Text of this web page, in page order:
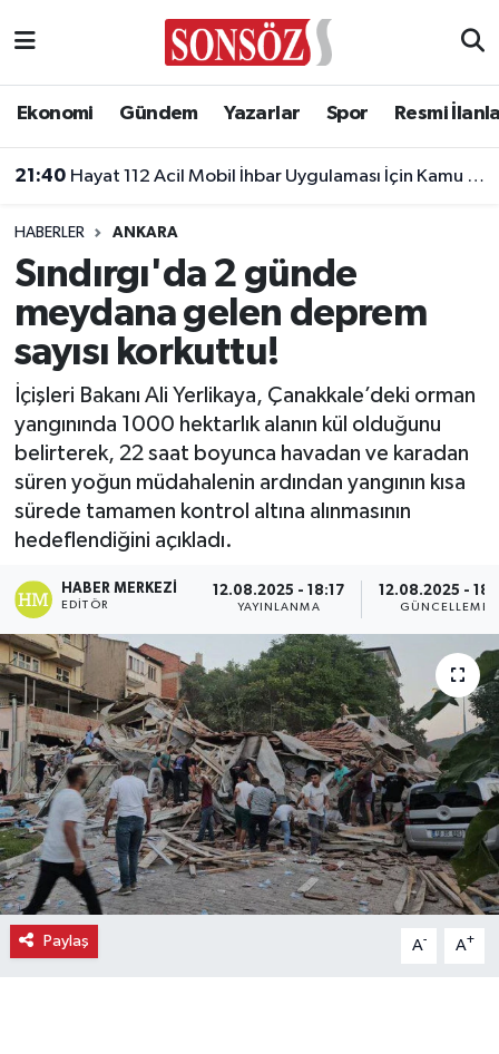
Ekonomi Gündem Yazarlar Spor Resmi
21:40 Hayat 112 Acil Mobil İhbar Uygulaması İçin Kamu Spotu Yayında!
HABERLER ANKARA
Sındırgı'da 2 günde
meydana gelen deprem
sayısı korkuttu!
İçişleri Bakanı Ali Yerlikaya, Çanakkale’deki orman
yangınında 1000 hektarlık alanın kül olduğunu
belirterek, 22 saat boyunca havadan ve karadan
süren yoğun müdahalenin ardından yangının kısa
sürede tamamen kontrol altına alınmasının
hedeflendiğini açıkladı.
HABER MERKEZI
EDITÖR
12.08.2025 - 18:17
YAYINLANMA
12.08.2025 -
GÜNCELLEME
Paylaş A- A+
Asayiş
Biyografi
Çevre
Diğer
Dünya
Eğitim
Ekonomi
Eleman
Emlak
Gündem
Gurme
Haber
İlçe Haberleri
Keşfet
Ankara Nöbetçi Eczaneler
Ankara Trafik Yoğunluk Haritası
Süper Lig Puan Durumu ve Fikstür
Tüm Manşetler
Son Dakika Haberleri
Haber Arşivi